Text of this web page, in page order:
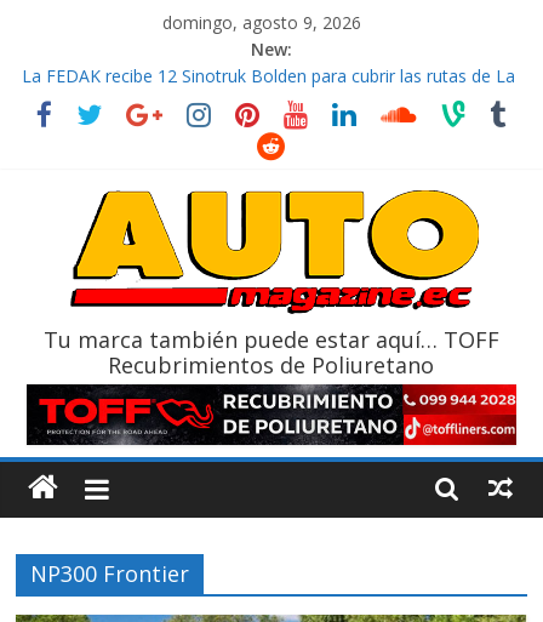
domingo, agosto 9, 2026
New:
La FEDAK recibe 12 Sinotruk Bolden para cubrir las rutas de La
Vuelta
El costo de tener un vehículo gana protagonismo a la hora de
¿Qué puede pasar con tu vehículo si permanece varios días sin
La Vuelta al Ecuador 2026, edición 47ª, recorre 7 provincias en 8
Tu marca también puede estar aquí… TOFF
Recubrimientos de Poliuretano
NP300 Frontier